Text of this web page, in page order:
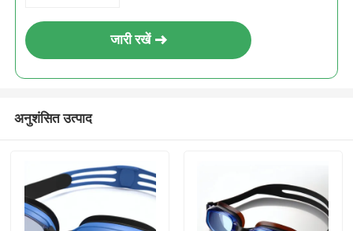
जारी रखें
अनुशंसित उत्पाद